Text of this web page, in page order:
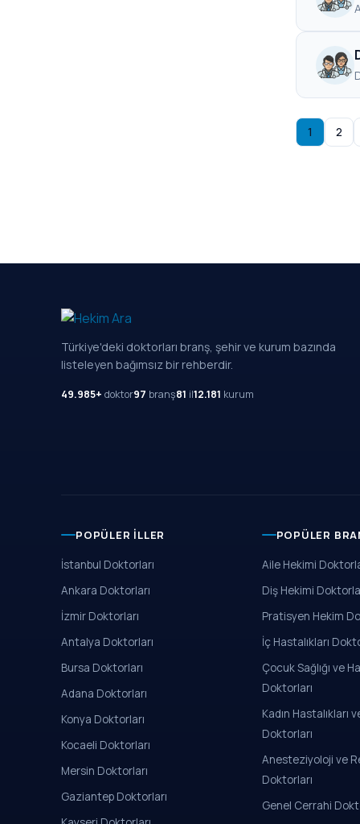
1 2
Türkiye'deki doktorları branş, şehir ve kurum bazında
listeleyen bağımsız bir rehberdir.
49.985+ doktor97 branş81 il12.181 kurum
POPÜLER İLLER
İstanbul Doktorları
Ankara Doktorları
İzmir Doktorları
Antalya Doktorları
Bursa Doktorları
Adana Doktorları
Konya Doktorları
Kocaeli Doktorları
Mersin Doktorları
Gaziantep Doktorları
POPÜLER
Aile Hekimi
Diş Hekimi
Pratisyen Hekim
İç Hastalıkları
Çocuk Sağlığı ve
Doktorları
Kadın Hastalıkları
Doktorları
Anesteziyoloji ve
Doktorları
Genel Cerrahi